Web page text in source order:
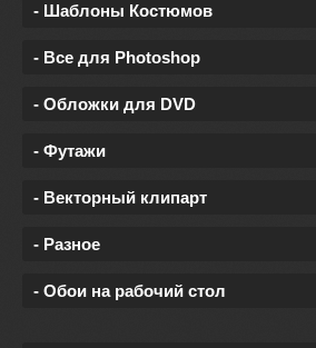
- Шаблоны Костюмов
- Все для Photoshop
- Обложки для DVD
- Футажи
- Векторный клипарт
- Разное
- Обои на рабочий стол